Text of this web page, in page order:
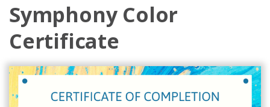
Symphony Color
Certificate